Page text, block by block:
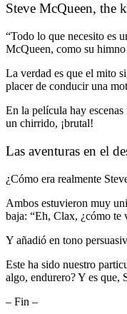
Steve McQueen, the
“Todo lo que necesito es
McQueen, como su
La verdad es que el mito
placer de conducir una
En la película hay
un chirrido, ¡brutal!
Las aventuras en el
¿Cómo era realmente
Ambos estuvieron muy
baja: “Eh, Clax, ¿cómo te
Y añadió en tono
Este ha sido nuestro
algo, endurero? Y es que,
– Fin –